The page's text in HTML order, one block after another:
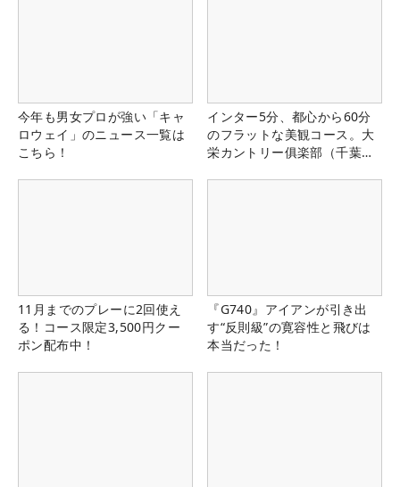
今年も男女プロが強い「キャ
ロウェイ」のニュース一覧は
こちら！
インター5分、都心から60分
のフラットな美観コース。大
栄カントリー俱楽部（千葉
11月までのプレーに2回使え
る！コース限定3,500円クー
ポン配布中！
『G740』アイアンが引き出
す“反則級”の寛容性と飛びは
本当だった！